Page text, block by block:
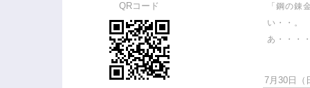
QRコード
「鋼の錬
い・・。
あ・・・
7月30日（